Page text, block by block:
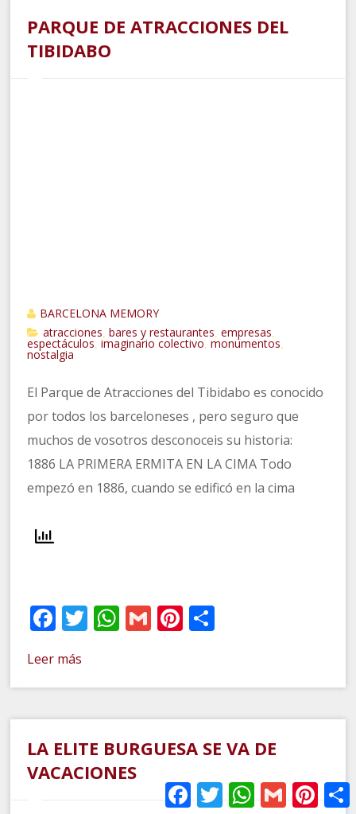
PARQUE DE ATRACCIONES DEL
TIBIDABO
BARCELONA MEMORY
atracciones bares y restaurantes ,empresas
espectáculos ,imaginario colectivo ,monumentos
nostalgia
El Parque de Atracciones del Tibidabo es conocido
por todos los barceloneses , pero seguro que
muchos de vosotros desconoceis su historia:
1886 LA PRIMERA ERMITA EN LA CIMA Todo
empezó en 1886, cuando se edificó en la cima
Facebook
Twitter
WhatsApp
GmailPinterest
Leer más
LA ELITE BURGUESA SE VA DE
VACACIONES
FacebookTwitterWhatsApp
Gmail